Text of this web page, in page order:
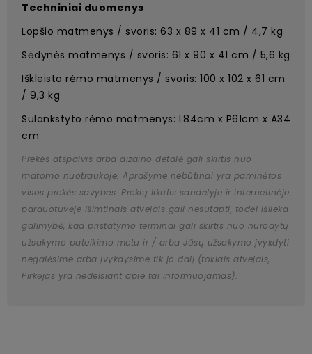
Techniniai duomenys
Lopšio matmenys / svoris: 63 x 89 x 41 cm / 4,7 kg
Sėdynės matmenys / svoris: 61 x 90 x 41 cm / 5,6 kg
Iškleisto rėmo matmenys / svoris: 100 x 102 x 61 cm
/ 9,3 kg
Sulankstyto rėmo matmenys: L84cm x P61cm x A34
cm
Prekės atspalvis arba dizaino detalė gali skirtis nuo
matomo nuotraukoje. Aprašyme nebūtinai yra paminėtos
visos prekės savybės. Prekių likutis sandėlyje ir internetinėje
parduotuvėje išimtinais atvejais gali nesutapti, todėl išlieka
galimybė, kad pristatymo terminai gali skirtis nuo nurodytų
užsakymo pateikimo metu ir / arba Jūsų užsakymo įvykdyti
negalėsime arba įvykdysime tik jo dalį (tokiais atvejais,
Pirkėjas yra nedelsiant apie tai informuojamas).